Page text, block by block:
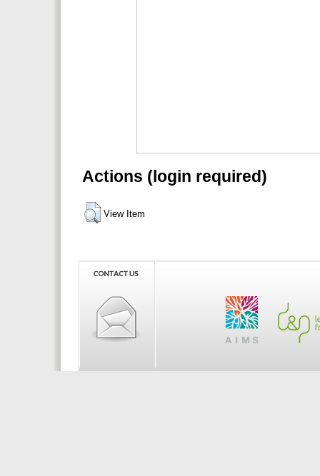
Actions (login required)
View Item